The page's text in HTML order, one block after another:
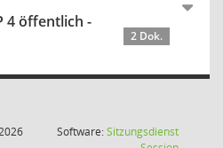
4 öffentlich -
2 Dok.
Software:Sitzungsdienst